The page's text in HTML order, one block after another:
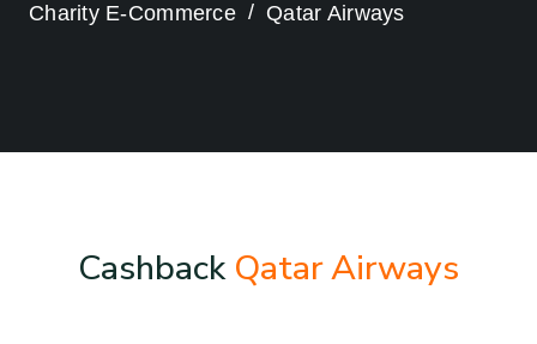
Charity E-Commerce
Qatar Airways
Cashback Qatar Airways